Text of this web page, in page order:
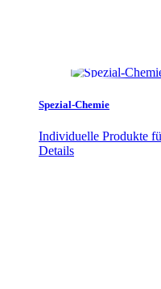
Spezial-Chemie
Individuelle Produkte
Details